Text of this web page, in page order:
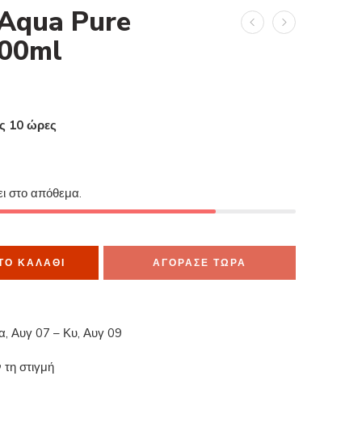
Pure
έχουν στο καλάθι τους
στο απόθεμα.
ΚΑΛΆΘΙ ΑΓΟΡΑΣΕ ΤΩΡΑ
Αυγ 07 – Κυ, Αυγ 09
στιγμή